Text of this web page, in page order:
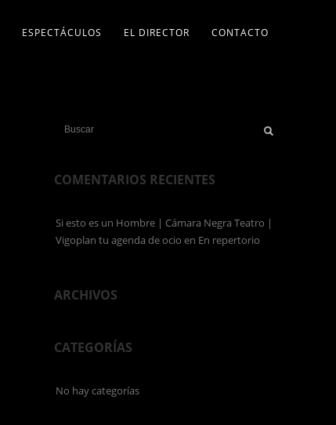
ESPECTÁCULOS EL DIRECTOR CONTACTO
COMENTARIOS RECIENTES
Si esto es un Hombre | Cámara Negra Teatro |
Vigoplan tu agenda de ocio en En repertorio
ARCHIVOS
CATEGORÍAS
No hay categorías